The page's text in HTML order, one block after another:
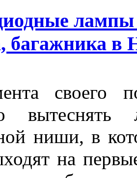
лампы
багажника в
своего
ниши, в
на